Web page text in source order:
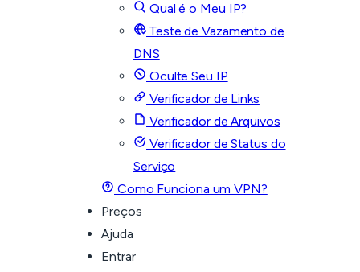
Qual é o Meu IP?
Teste de Vazamento de
DNS
Oculte Seu IP
Verificador de Links
Verificador de Arquivos
Verificador de Status do
Serviço
Como Funciona um VPN?
Preços
Ajuda
Entrar